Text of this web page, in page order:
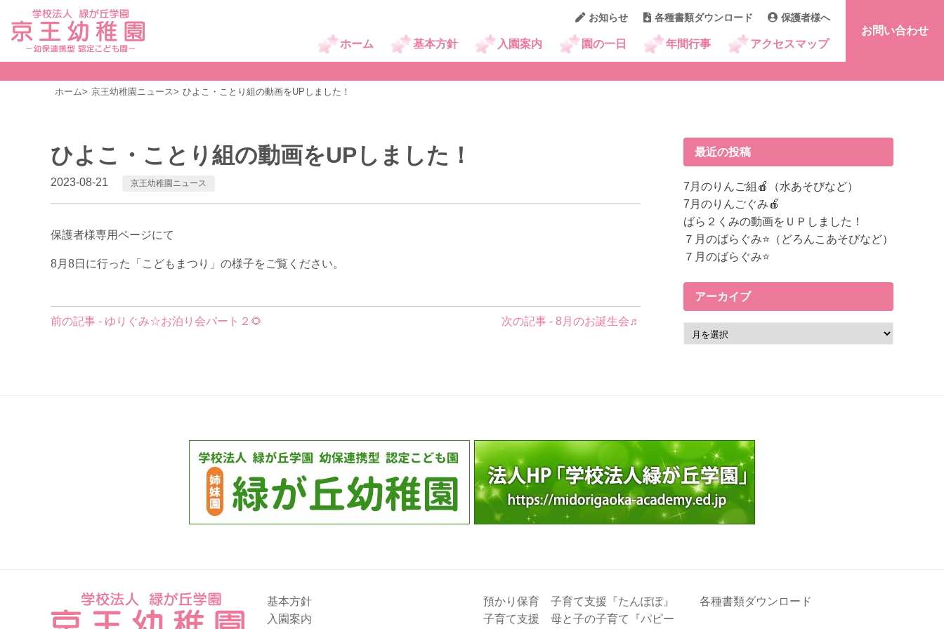
お知らせ 各種書類ダウンロード 保護者様へ
ホーム 基本方針 入園案内 園の一日 年間行事 アクセスマップ
お問い合わせ
京王幼稚園ニュース
ホーム 京王幼稚園ニュース ひよこ・ことり組の動画をUPしました！
ひよこ・ことり組の動画をUPしました！
2023-08-21 京王幼稚園ニュース
保護者様専用ページにて
8月8日に行った「こどもまつり」の様子をご覧ください。
前
前の記事 - ゆりぐみ☆お泊り会パート２🌻 次の記事 - 8月のお誕生会♬
最近の投稿
7月のりんご組🍎（水あそびなど）
7月のりんごぐみ🍎
ばら２くみの動画をＵＰしました！
７月のばらぐみ⭐（どろんこあそびなど）
７月のばらぐみ⭐
アーカイブ
ー
基本方針
入園案内
預かり保育 子育て支援『たんぽぽ』
子育て支援 母と子の子育て『パピー
各種書類ダウンロード